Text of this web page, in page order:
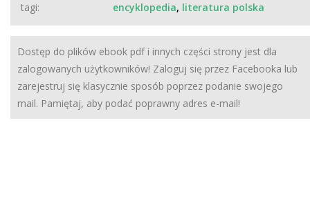
tagi:
encyklopedia, literatura polska
Dostęp do plików ebook pdf i innych części strony jest dla
zalogowanych użytkowników! Zaloguj się przez Facebooka lub
zarejestruj się klasycznie sposób poprzez podanie swojego
mail. Pamiętaj, aby podać poprawny adres e-mail!